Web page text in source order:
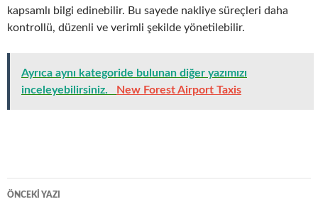
kapsamlı bilgi edinebilir. Bu sayede nakliye süreçleri daha
kontrollü, düzenli ve verimli şekilde yönetilebilir.
Ayrıca aynı kategoride bulunan diğer yazımızı
inceleyebilirsiniz.
New Forest Airport Taxis
Yazı
ÖNCEKI YAZI